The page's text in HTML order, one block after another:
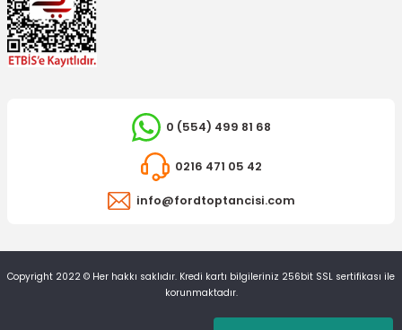
0 (554) 499 81 68
0216 471 05 42
info@fordtoptancisi.com
Copyright 2022 © Her hakkı saklıdır. Kredi kartı bilgileriniz 256bit SSL sertifikası ile
korunmaktadır.